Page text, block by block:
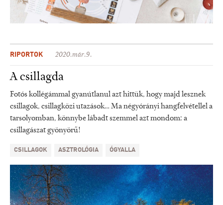
RIPORTOK 2020.már.9.
A csillagda
Fotós kollégámmal gyanútlanul azt hittük, hogy majd lesznek
csillagok, csillagközi utazások… Ma négyórányi hangfelvétellel a
tarsolyomban, könnybe lábadt szemmel azt mondom: a
csillagászat gyönyörű!
CSILLAGOK ASZTROLÓGIA ÓGYALLA